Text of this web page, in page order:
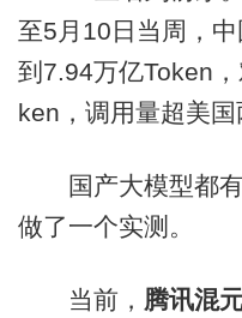
至5月10日当周，
到7.94万亿Token
ken，调用量超美国
国产大模型都有
做了一个实测。
当前， 腾讯混